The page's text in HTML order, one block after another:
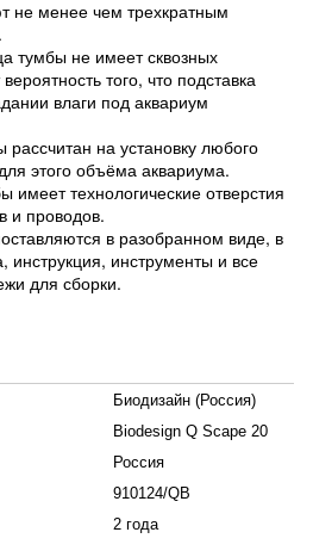
не менее чем трехкратным
тумбы не имеет сквозных
того, что подставка
влаги под аквариум
на установку любого
этого объёма аквариума.
имеет технологические отверстия
и проводов.
в разобранном виде, в
инструкция, инструменты и все
для сборки.
Биодизайн (Россия)
Biodesign Q Scape 20
Россия
910124/QB
2 года